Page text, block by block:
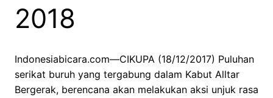
2018
Indonesiabicara.com—CIKUPA (18/12/2017) Puluhan
serikat buruh yang tergabung dalam Kabut Alltar
Bergerak, berencana akan melakukan aksi unjuk rasa